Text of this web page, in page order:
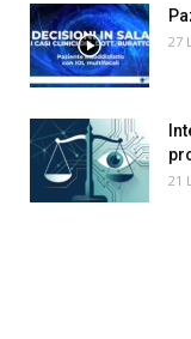
27
21